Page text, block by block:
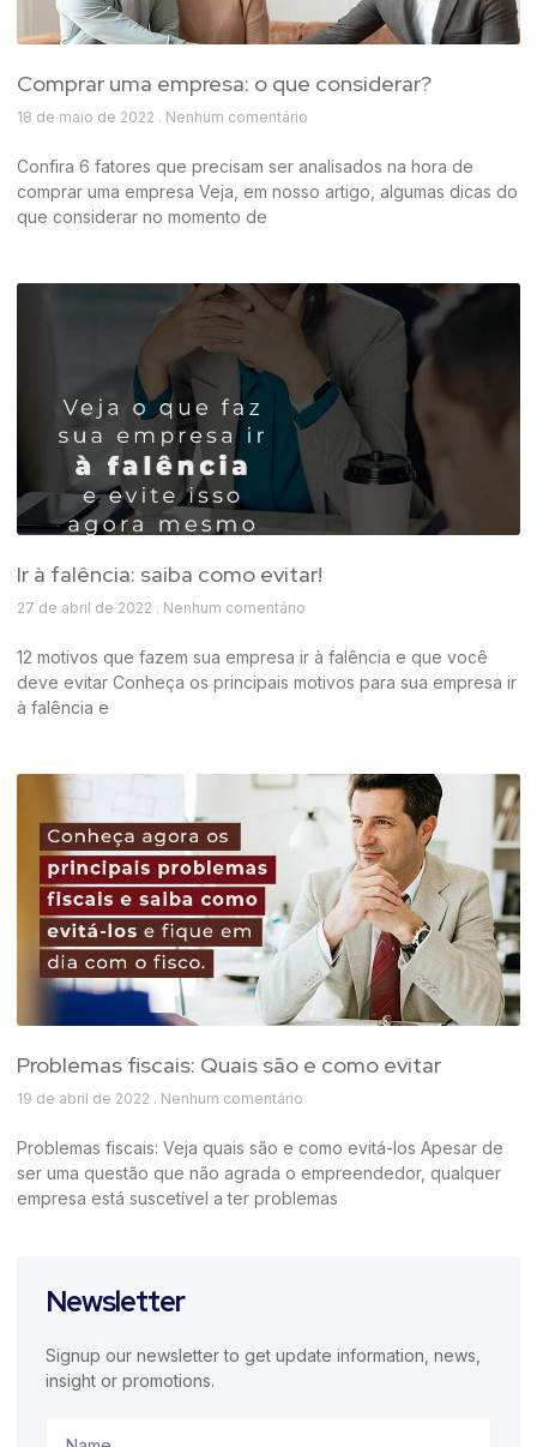
Comprar uma empresa: o que considerar?
18 de maio de 2022 Nenhum comentário
Confira 6 fatores que precisam ser analisados na hora de
comprar uma empresa Veja, em nosso artigo, algumas dicas do
que considerar no momento de
Ir à falência: saiba como evitar!
27 de abril de 2022 Nenhum comentário
12 motivos que fazem sua empresa ir à falência e que você
deve evitar Conheça os principais motivos para sua empresa ir
à falência e
Problemas fiscais: Quais são e como evitar
19 de abril de 2022 Nenhum comentário
Problemas fiscais: Veja quais são e como evitá-los Apesar de
ser uma questão que não agrada o empreendedor, qualquer
empresa está suscetível a ter problemas
Newsletter
Signup our newsletter to get update information, news,
insight or promotions.